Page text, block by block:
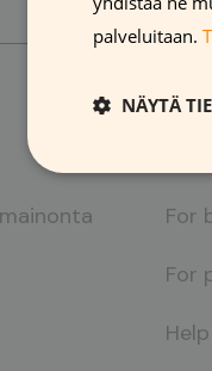
For
For
palveluitaan.
NÄYTÄ